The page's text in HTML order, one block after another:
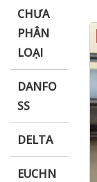
CHƯA
PHÂN
LOẠI
DANFO
SS
DELTA
EUCHN